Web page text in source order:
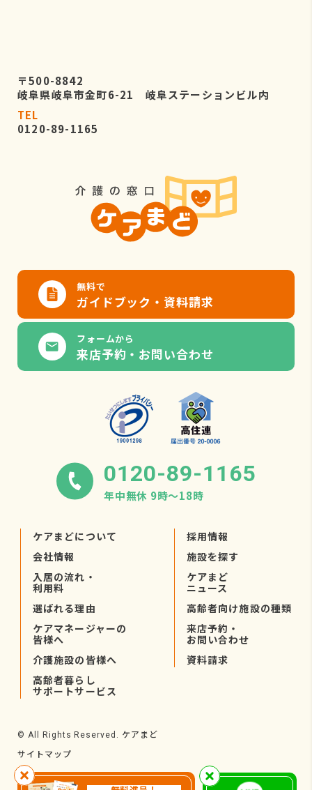
〒500-8842
岐阜県岐阜市金町6-21 岐阜ステーションビル内
TEL
0120-89-1165
無料で
ガイドブック・資料請求
フォームから
来店予約・お問い合わせ
0120-89-1165
年中無休 9時〜18時
ケアまどについて
会社情報
入居の流れ・
利用料
選ばれる理由
ケアマネージャーの
皆様へ
介護施設の皆様へ
高齢者暮らし
サポートサービス
採用情報
施設を探す
ケアまど
ニュース
高齢者向け施設の種類
来店予約・
お問い合わせ
資料請求
© All Rights Reserved. ケアまど
サイトマップ